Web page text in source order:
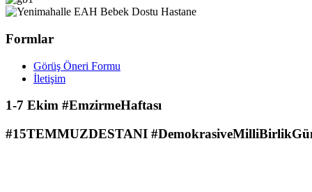
Formlar
Görüş Öneri Formu
İletişim
1-7 Ekim #EmzirmeHaftası
#15TEMMUZDESTANI